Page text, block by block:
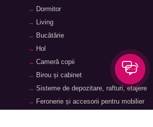
Dormitor
Living
Bucătărie
Hol
Cameră copii
Birou și cabinet
Sisteme de depozitare, rafturi, etajere
Feronerie și accesorii pentru mobilier